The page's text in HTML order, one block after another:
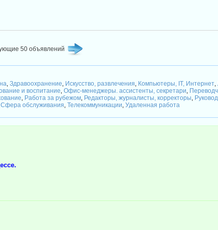
50 объявлений
,Здравоохранение Искусство, развлечения Компьютеры, IT, Интернет
и воспитание ,Офис-менеджеры. ассистенты, секретари
Работа за рубежом Редакторы, журналисты, корректоры
,Сфера обслуживания ,Телекоммуникации ,Удаленная работа